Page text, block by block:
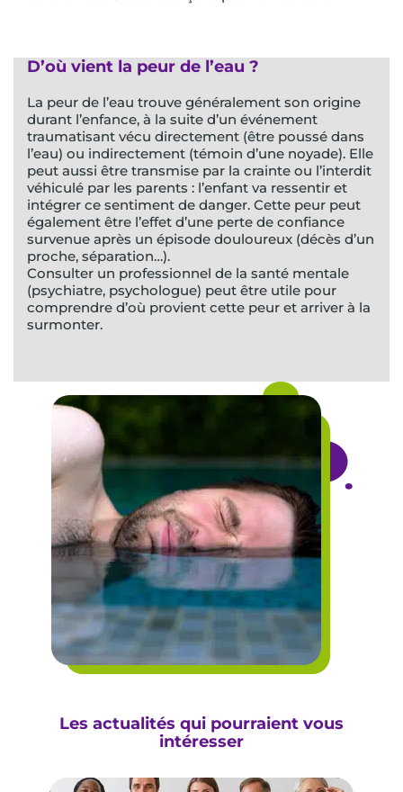
D’où vient la peur de l’eau ?
La peur de l’eau trouve généralement son origine
durant l’enfance, à la suite d’un événement
traumatisant vécu directement (être poussé dans
l’eau) ou indirectement (témoin d’une noyade). Elle
peut aussi être transmise par la crainte ou l’interdit
véhiculé par les parents : l’enfant va ressentir et
intégrer ce sentiment de danger. Cette peur peut
également être l’effet d’une perte de confiance
survenue après un épisode douloureux (décès d’un
proche, séparation…).
Consulter un professionnel de la santé mentale
(psychiatre, psychologue) peut être utile pour
comprendre d’où provient cette peur et arriver à la
surmonter.
Les actualités qui pourraient vous
intéresser